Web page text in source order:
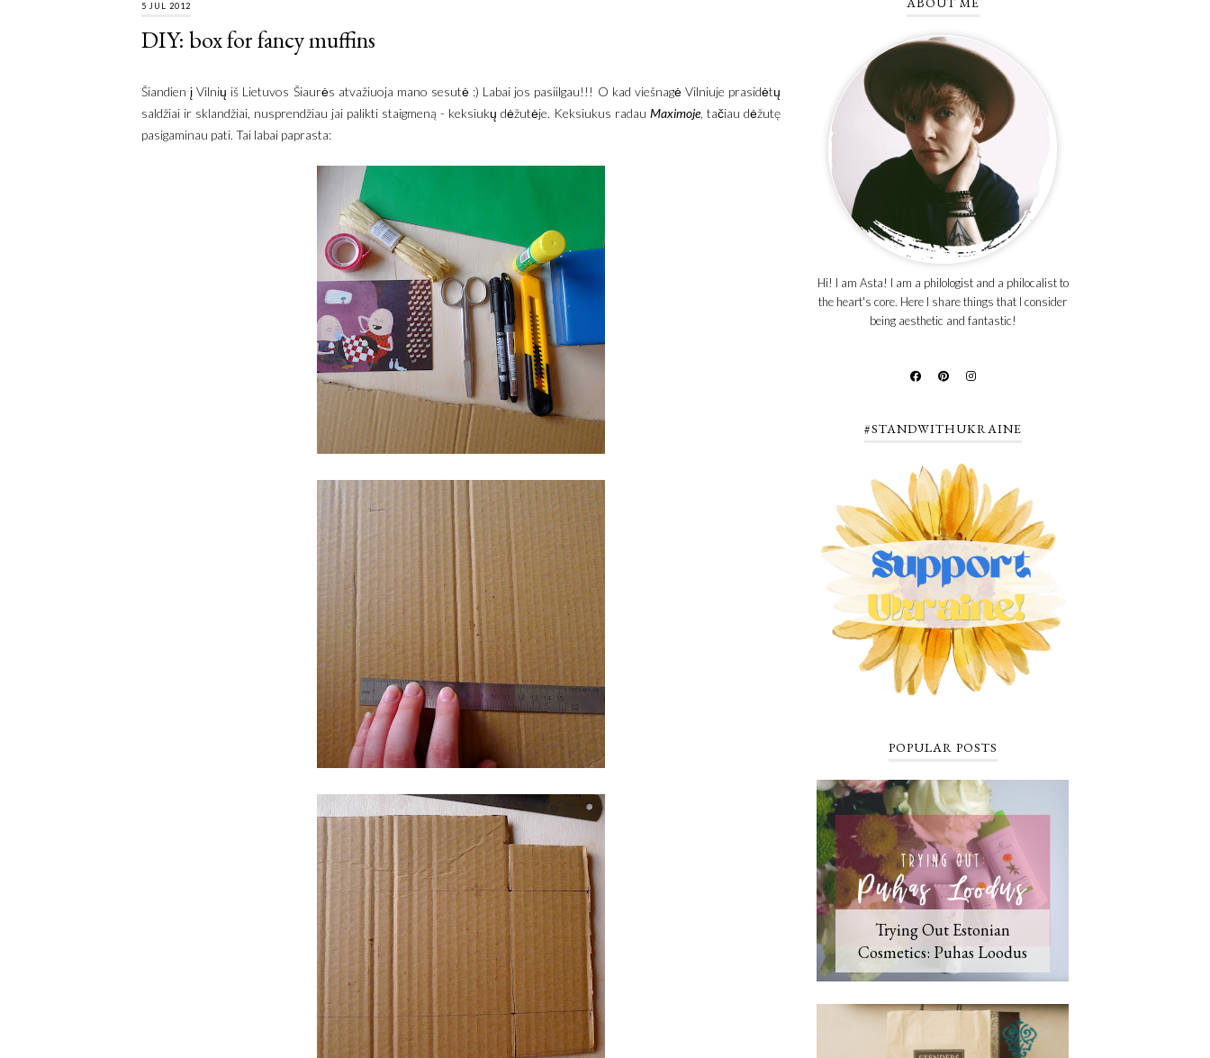
5 JUL 2012
DIY: box for fancy muffins
Šiandien į Vilnių iš Lietuvos Šiaurės atvažiuoja mano sesutė :) Labai jos pasiilgau!!! O kad viešnagė Vilniuje prasidėtų
saldžiai ir sklandžiai, nusprendžiau jai palikti staigmeną - keksiukų dėžutėje. Keksiukus radau Maximoje, tačiau dėžutę
pasigaminau pati. Tai labai paprasta:
Hi! I am Asta! I am a philologist and a philocalist to
the heart's core. Here I share things that I consider
being aesthetic and fantastic!
#STANDWITHUKRAINE
POPULAR POSTS
Trying Out Estonian
Cosmetics: Puhas Loodus